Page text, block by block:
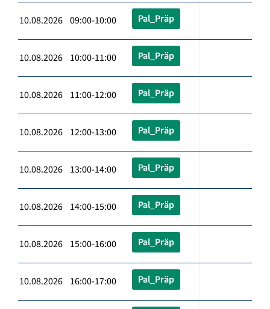
10.08.2026 09:00-10:00 Pal_Präp
10.08.2026 10:00-11:00 Pal_Präp
10.08.2026 11:00-12:00 Pal_Präp
10.08.2026 12:00-13:00 Pal_Präp
10.08.2026 13:00-14:00 Pal_Präp
10.08.2026 14:00-15:00 Pal_Präp
10.08.2026 15:00-16:00 Pal_Präp
10.08.2026 16:00-17:00 Pal_Präp